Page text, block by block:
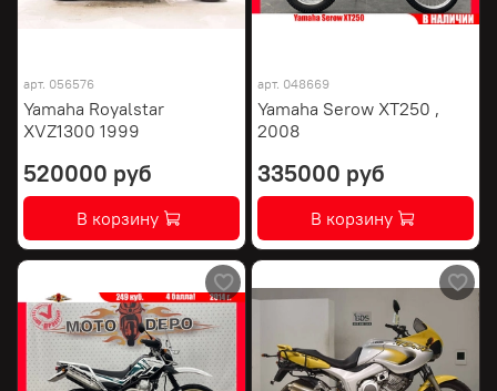
арт. 056576
Yamaha Royalstar
XVZ1300 1999
520000 руб
В корзину
арт. 048669
Yamaha Serow XT250 ,
2008
335000 руб
В корзину